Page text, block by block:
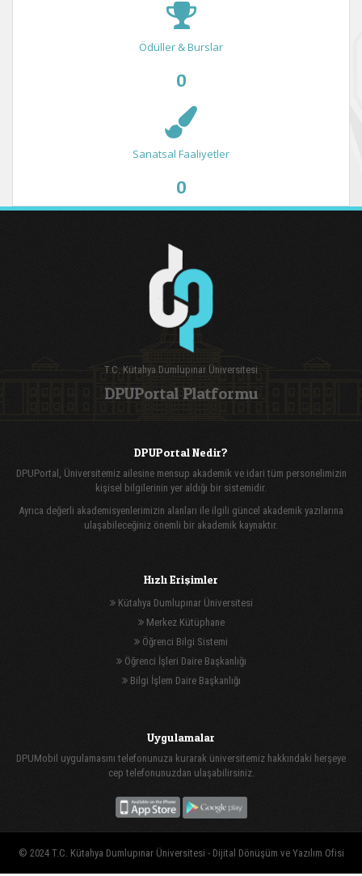
Ödüller & Burslar
0
Sanatsal Faaliyetler
0
T.C. Kütahya Dumlupınar Üniversitesi
DPUPortal Platformu
DPUPortal Nedir?
DPUPortal, Üniversitemiz ailesine mensup akademik ve idari tüm personelimizin
kişisel bilgilerinin yer aldığı bir sistemidir.
Ayrıca değerli akademisyenlerimizin alanları ile ilgili güncel akademik yazılarına
ulaşabileceğiniz önemli bir akademik kaynaktır.
Hızlı Erişimler
Kütahya Dumlupınar Üniversitesi
Merkez Kütüphane
Öğrenci Bilgi Sistemi
Öğrenci İşleri Daire Başkanlığı
Bilgi İşlem Daire Başkanlığı
Uygulamalar
DPUMobil uygulamasını telefonunuza kurarak üniversitemiz hakkındaki herşeye
cep telefonunuzdan ulaşabilirsiniz.
© 2024 T.C. Kütahya Dumlupınar Üniversitesi - Dijital Dönüşüm ve Yazılım Ofisi